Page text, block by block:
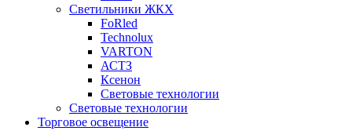
Светильники ЖКХ
FoRled
Technolux
VARTON
АСТЗ
Ксенон
Световые технологии
Световые технологии
Торговое освещение